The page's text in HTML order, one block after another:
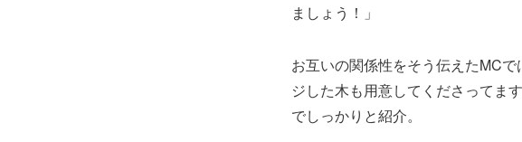
ましょう！」
お互いの関係性をそう伝えたMC
ジした木も用意してくださってま
でしっかりと紹介。